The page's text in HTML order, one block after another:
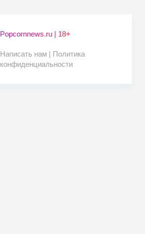
Popcornnews.ru | 18+
Написать нам | Политика
конфиденциальности